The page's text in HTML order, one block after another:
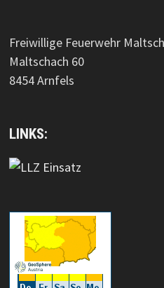
Freiwillige Feuerwehr
Maltschach 60
8454 Arnfels
LINKS: